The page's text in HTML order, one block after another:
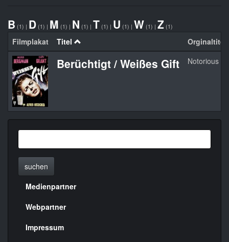
B (1) | D (1) | M (1) | N (1) | T (1) | U (1) | W (1) | Z (1)
Filmplakat Titel Orginaltitel
Berüchtigt / Weißes Gift Notorious
suchen
Menülinks
rechte
Seite
Medienpartner
Webpartner
Impressum